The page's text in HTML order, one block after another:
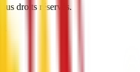
Tous droits réservés.